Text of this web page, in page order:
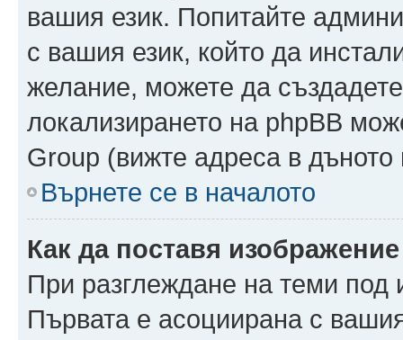
вашия език. Попитайте
с вашия език, който да
желание, можете да
локализирането на phpBB
Group (вижте адреса в дъното
Върнете се в началото
Как да поставя
При разглеждане на теми под
Първата е асоциирана с